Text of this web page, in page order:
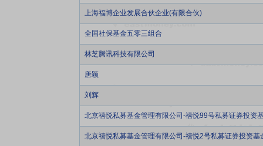
上海福博企业发展合伙企业(有限合伙)
全国社保基金五零三组合
林芝腾讯科技有限公司
唐颖
刘辉
北京禧悦私募基金管理有限公司-禧悦99号私募证券投资
北京禧悦私募基金管理有限公司-禧悦2号私募证券投资基